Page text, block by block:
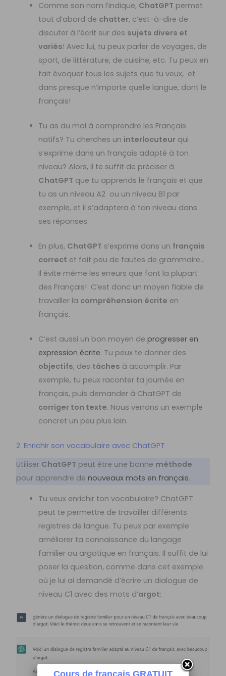
Comme son nom l’indique, ChatGPT permet
tout d’abord de chatter, c’est-à-dire de
discuter à l’écrit sur des sujets divers et
variés! Avec lui, tu peux parler de voyages, de
sport, de littérature, de cuisine, etc. Tu peux en
fait évoquer tous les sujets que tu veux, et
dans presque n’importe quelle langue, dont le
français!
Tu as du mal à comprendre les Français
natifs? Tu cherches un interlocuteur qui
s’exprime dans un français adapté à ton
niveau? Alors, il te suffit de préciser à
ChatGPT que tu apprends le français et que
tu as un niveau A2 ou un niveau B1 par
exemple, et il s’adaptera à ton niveau dans
ses réponses.
En plus, ChatGPT s’exprime dans un français
correct et fait peu de fautes de grammaire…
Il évite même les erreurs que font la plupart
des Français! C’est donc un moyen fiable de
travailler la compréhension écrite en
français.
C’est aussi un bon moyen de progresser en
expression écrite. Tu peux te donner des
objectifs, des tâches à accomplir. Par
exemple, tu peux raconter ta journée en
français, puis demander à ChatGPT de
corriger ton texte. Nous verrons un exemple
concret un peu plus loin.
2. Enrichir son vocabulaire avec ChatGPT
Utiliser ChatGPT peut être une bonne méthode
pour apprendre denouveaux mots en français.
Tu veux enrichir ton vocabulaire? ChatGPT
peut te permettre de travailler différents
registres de langue. Tu peux par exemple
améliorer ta connaissance du langage
familier ou argotique en français. Il suffit de lui
poser la question, comme dans cet exemple
où je lui ai demandé d’écrire un dialogue de
niveau C1 avec des mots d’argot:
Cours de français GRATUIT